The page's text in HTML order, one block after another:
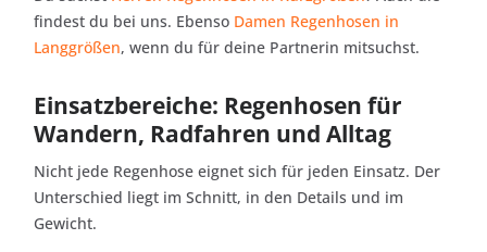
findest du bei uns. Ebenso Damen Regenhosen in
Langgrößen, wenn du für deine Partnerin mitsuchst.
Einsatzbereiche: Regenhosen für
Wandern, Radfahren und Alltag
Nicht jede Regenhose eignet sich für jeden Einsatz. Der
Unterschied liegt im Schnitt, in den Details und im
Gewicht.